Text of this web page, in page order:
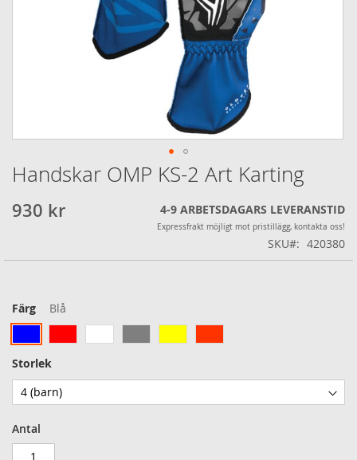
Handskar OMP KS-2 Art Karting
930 kr 4-9 ARBETSDAGARS LEVERANSTID
Expressfrakt möjligt mot pristillägg, kontakta oss!
SKU 420380
Färg Blå
Storlek
Antal
Hoppa
till
början
av